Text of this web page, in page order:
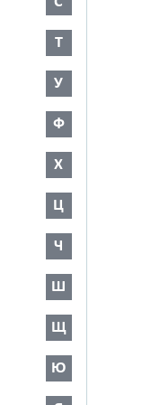
Т
У
Ф
Х
Ц
Ч
Ш
Щ
Ю